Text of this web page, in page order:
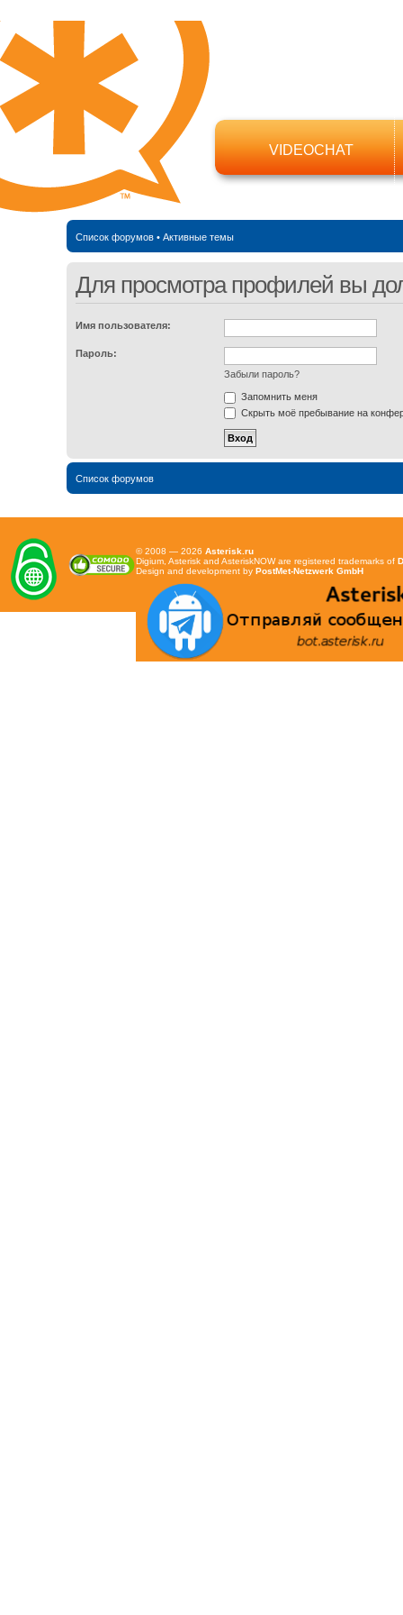
VIDEOCHAT
Список форумов• Активные темы
Для просмотра профилей вы
Имя пользователя:
Пароль:
Забыли пароль?
Запомнить меня
Скрыть моё пребывание на
Список форумов
© 2008 — 2026 Asterisk.ru
Digium, Asterisk and AsteriskNOW are registered trademarks of
Design and development by PostMet-Netzwerk GmbH